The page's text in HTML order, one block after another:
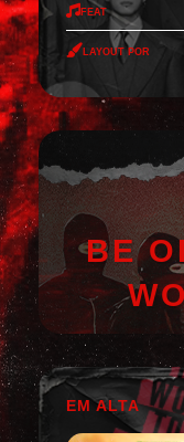
Feat
Layout por
BE
EM ALTA